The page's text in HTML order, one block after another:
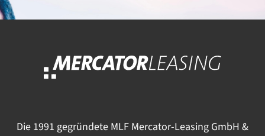
Die 1991 gegründete MLF Mercator-Leasing GmbH &